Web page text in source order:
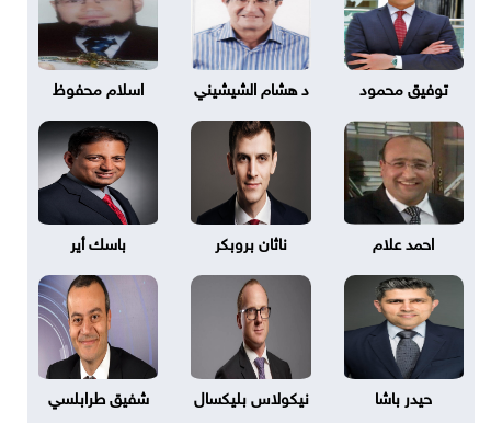
توفيق محمود د هشام الشيشيني اسلام محفوظ
احمد علام ناثان بروبكر باسك أير
حيدر باشا نيكولاس بليكسال شفيق طرابلسي